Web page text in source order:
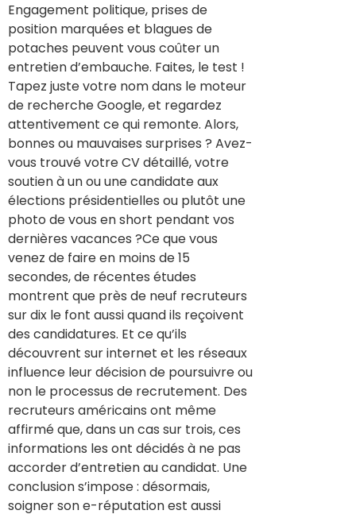
Engagement politique, prises de
position marquées et blagues de
potaches peuvent vous coûter un
entretien d’embauche. Faites, le test !
Tapez juste votre nom dans le moteur
de recherche Google, et regardez
attentivement ce qui remonte. Alors,
bonnes ou mauvaises surprises ? Avez-
vous trouvé votre CV détaillé, votre
soutien à un ou une candidate aux
élections présidentielles ou plutôt une
photo de vous en short pendant vos
dernières vacances ?Ce que vous
venez de faire en moins de 15
secondes, de récentes études
montrent que près de neuf recruteurs
sur dix le font aussi quand ils reçoivent
des candidatures. Et ce qu’ils
découvrent sur internet et les réseaux
influence leur décision de poursuivre ou
non le processus de recrutement. Des
recruteurs américains ont même
affirmé que, dans un cas sur trois, ces
informations les ont décidés à ne pas
accorder d’entretien au candidat. Une
conclusion s’impose : désormais,
soigner son e-réputation est aussi